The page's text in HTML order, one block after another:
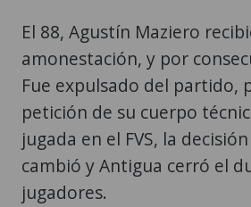
El 88, Agustín Maziero
amonestación, y por
Fue expulsado del partido,
petición de su cuerpo
jugada en el FVS, la
cambió y Antigua cerró el
jugadores.